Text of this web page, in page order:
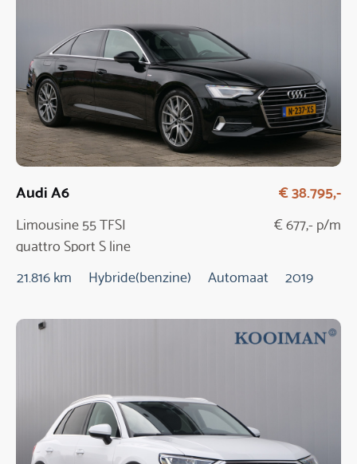
Audi A6
Limousine 55 TFSI
quattro Sport S line
edition
€ 38.795,-
€ 677,- p/m
21.816 km Hybride(benzine) Automaat 2019